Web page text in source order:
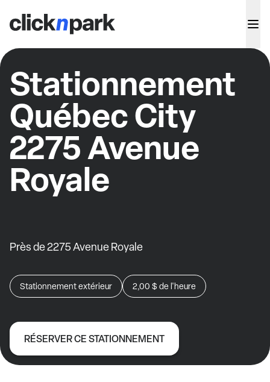
Stationnement
Québec City
2275 Avenue
Royale
Près de 2275 Avenue Royale
Stationnement extérieur 2,00 $ de l'heure
RÉSERVER CE STATIONNEMENT